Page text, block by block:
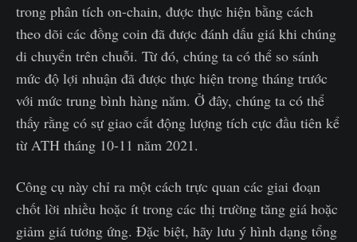
trong phân tích on-chain, được thực hiện bằng cách
theo dõi các đồng coin đã được đánh dấu giá khi chúng
di chuyển trên chuỗi. Từ đó, chúng ta có thể so sánh
mức độ lợi nhuận đã được thực hiện trong tháng trước
với mức trung bình hàng năm. Ở đây, chúng ta có thể
thấy rằng có sự giao cắt động lượng tích cực đầu tiên kể
từ ATH tháng 10-11 năm 2021.
Công cụ này chỉ ra một cách trực quan các giai đoạn
chốt lời nhiều hoặc ít trong các thị trường tăng giá hoặc
giảm giá tương ứng. Đặc biệt, hãy lưu ý hình dạng tổng